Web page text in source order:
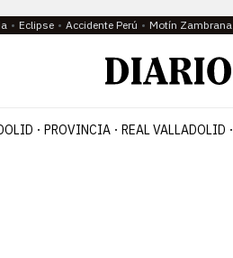
Eclipse Accidente Perú Motín Zambrana
PROVINCIA REAL VALLADOLID